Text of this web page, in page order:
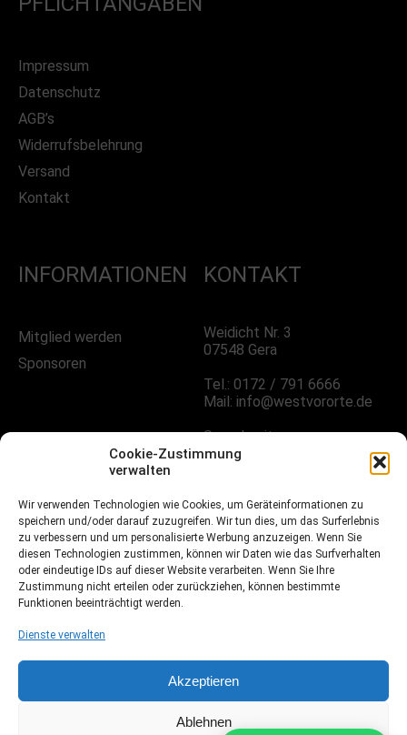
Cookie-Zustimmung
verwalten
Wir verwenden Technologien wie Cookies, um Geräteinformationen zu
speichern und/oder darauf zuzugreifen. Wir tun dies, um das Surferlebnis
zu verbessern und um personalisierte Werbung anzuzeigen. Wenn Sie
diesen Technologien zustimmen, können wir Daten wie das Surfverhalten
oder eindeutige IDs auf dieser Website verarbeiten. Wenn Sie Ihre
Zustimmung nicht erteilen oder zurückziehen, können bestimmte
Funktionen beeinträchtigt werden.
Dienste verwalten
Akzeptieren
Ablehnen
Impressum
Datenschutz
AGB’s
Widerrufsbelehrung
Versand
Kontakt
INFORMATIONEN
Mitglied werden
Sponsoren
KONTAKT
Weidicht Nr. 3
07548 Gera
Tel.: 0172 / 791 6666
Mail: info@westvororte.de
Sprechzeiten:
Nach Vereinbarung
FOLGE UNS!
Facebook
Instagramm
Fussball.de